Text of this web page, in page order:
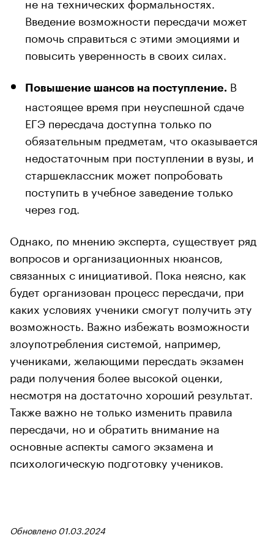
Введение возможности пересдачи может
помочь справиться с этими эмоциями и
повысить уверенность в своих силах.
Повышение шансов на поступление. В
настоящее время при неуспешной сдаче
ЕГЭ пересдача доступна только по
обязательным предметам, что оказывается
недостаточным при поступлении в вузы, и
старшеклассник может попробовать
поступить в учебное заведение только
через год.
Однако, по мнению эксперта, существует ряд
вопросов и организационных нюансов,
связанных с инициативой. Пока неясно, как
будет организован процесс пересдачи, при
каких условиях ученики смогут получить эту
возможность. Важно избежать возможности
злоупотребления системой, например,
учениками, желающими пересдать экзамен
ради получения более высокой оценки,
несмотря на достаточно хороший результат.
Также важно не только изменить правила
пересдачи, но и обратить внимание на
основные аспекты самого экзамена и
психологическую подготовку учеников.
Обновлено 01.03.2024